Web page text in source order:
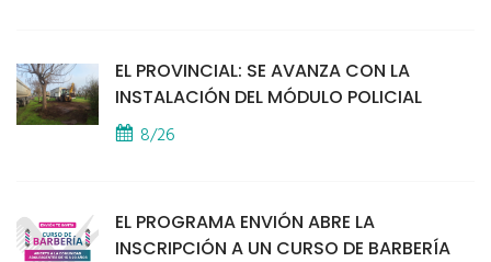
EL PROVINCIAL: SE AVANZA CON LA
INSTALACIÓN DEL MÓDULO POLICIAL
8/26
EL PROGRAMA ENVIÓN ABRE LA
INSCRIPCIÓN A UN CURSO DE BARBERÍA